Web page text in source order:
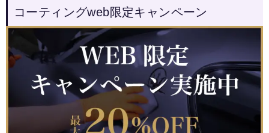
コーティングweb限定キャンペーン